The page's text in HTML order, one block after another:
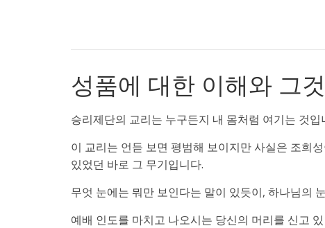
성품에 대한 이해와 그
승리제단의 교리는 누구든지 내 몸처럼 여기는 것입
이 교리는 언듣 보면 평범해 보이지만 사실은 조희
있었던 바로 그 무기입니다.
무엇 눈에는 뭐만 보인다는 말이 있듯이, 하나님의
예배 인도를 마치고 나오시는 당신의 머리를 신고